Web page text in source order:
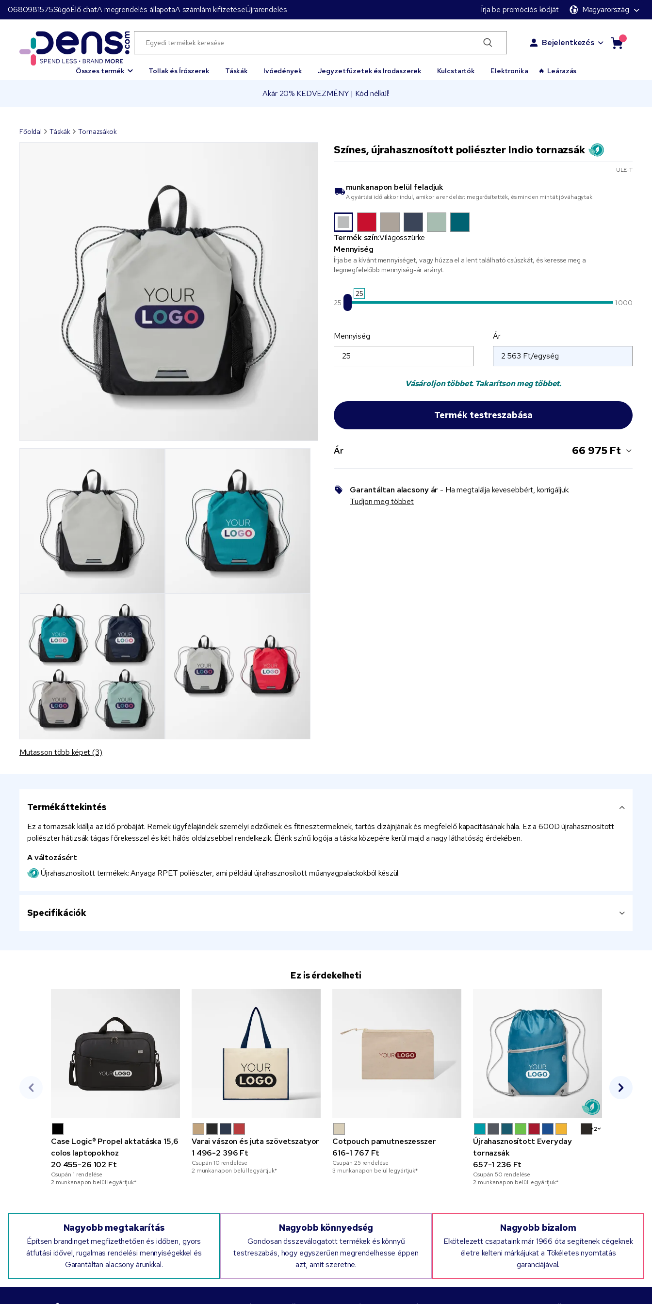
0680981575SúgóÉlő chatA megrendelés állapotaA számlám kifizetéseÚjrarendelés Írja be promóciós kódját Magyarország
Bejelentkezés
Összes termék Tollak és Írószerek Táskák Ivóedények Jegyzetfüzetek és Irodaszerek Kulcstartók Elektronika Leárazás
Akár 20% KEDVEZMÉNY | Kód nélkül!
Főoldal Táskák Tornazsákok
Mutasson több képet (3)
Színes, újrahasznosított poliészter Indio tornazsák
ULE-T
munkanapon belül feladjuk
A gyártási idő akkor indul, amikor a rendelést megerősítették, és minden mintát jóváhagytak
Termék szín:Világosszürke
Mennyiség
Írja be a kívánt mennyiséget, vagy húzza el a lent található csúszkát, és keresse meg a
legmegfelelőbb mennyiség-ár arányt.
25
25
1 000
Mennyiség Ár
Vásároljon többet. Takarítson meg többet.
Ár 66 975 Ft
Garantáltan alacsony ár - Ha megtalálja kevesebbért, korrigáljuk.
Tudjon meg többet
Termékáttekintés
Ez a tornazsák kiállja az idő próbáját. Remek ügyfélajándék személyi edzőknek és fitnesztermeknek, tartós dizájnjának és megfelelő kapacitásának hála. Ez a 600D újrahasznosított
poliészter hátizsák tágas főrekesszel és két hálós oldalzsebbel rendelkezik. Élénk színű logója a táska közepére kerül majd a nagy láthatóság érdekében.
A változásért
Újrahasznosított termékek: Anyaga RPET poliészter, ami például újrahasznosított műanyagpalackokból készül.
Specifikációk
Ez is érdekelheti
Case Logic® Propel aktatáska 15,6
colos laptopokhoz
20 455-26 102 Ft
Csupán 1 rendelése
2 munkanapon belül legyártjuk*
Varai vászon és juta szövetszatyor
1 496-2 396 Ft
Csupán 10 rendelése
2 munkanapon belül legyártjuk*
Cotpouch pamutneszesszer
616-1 767 Ft
Csupán25 rendelése
3 munkanapon belül legyártjuk*
+2
Újrahasznosított Everyday
tornazsák
657-1 236 Ft
Csupán50 rendelése
2 munkanapon belül legyártjuk*
Nagyobb megtakarítás
Építsen brandinget megfizethetően és időben, gyors
átfutási idővel, rugalmas rendelési mennyiségekkel és
Garantáltan alacsony árunkkal.
Nagyobb könnyedség
Gondosan összeválogatott termékek és könnyű
testreszabás, hogy egyszerűen megrendelhesse éppen
azt, amit szeretne.
Nagyobb bizalom
Elkötelezett csapataink már 1966 óta segítenek cégeknek
életre kelteni márkájukat a Tökéletes nyomtatás
garanciájával.